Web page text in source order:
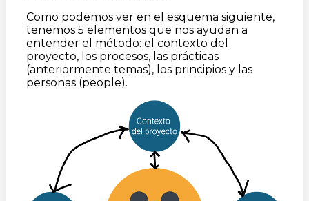
Como podemos ver en el esquema siguiente,
tenemos 5 elementos que nos ayudan a
entender el método: el contexto del
proyecto, los procesos, las prácticas
(anteriormente temas), los principios y las
personas (people).